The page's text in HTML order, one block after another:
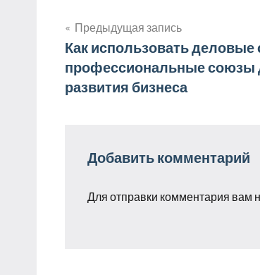
Навигация
по
Предыдущая запись
Как использовать деловые
профессиональные союзы
развития бизнеса
Добавить комментарий
Для отправки комментария вам